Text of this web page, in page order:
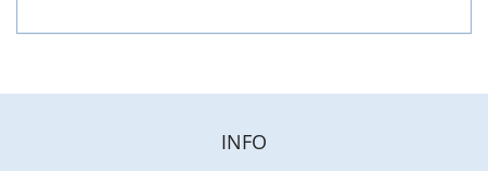
INFO